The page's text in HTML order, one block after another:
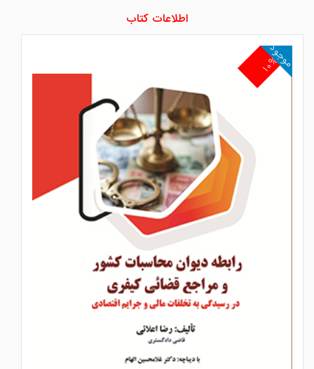
اطلاعات کتاب
۱۰%
موجود